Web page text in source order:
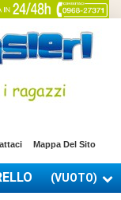
Mappa Del Sito
(VUOTO)